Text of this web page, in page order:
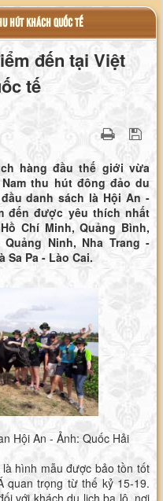
HÚT KHÁCH QUỐC TẾ
đến tại Việt
tế
hàng đầu thế giới vừa
thu hút đông đảo du
danh sách là Hội An -
đến được yêu thích nhất
Chí Minh, Quảng Bình,
Ninh, Nha Trang -
Sa Pa - Lào Cai.
Hội An - Ảnh: Quốc Hải
hình mẫu được bảo tồn tốt
quan trọng từ thế kỷ 15-19.